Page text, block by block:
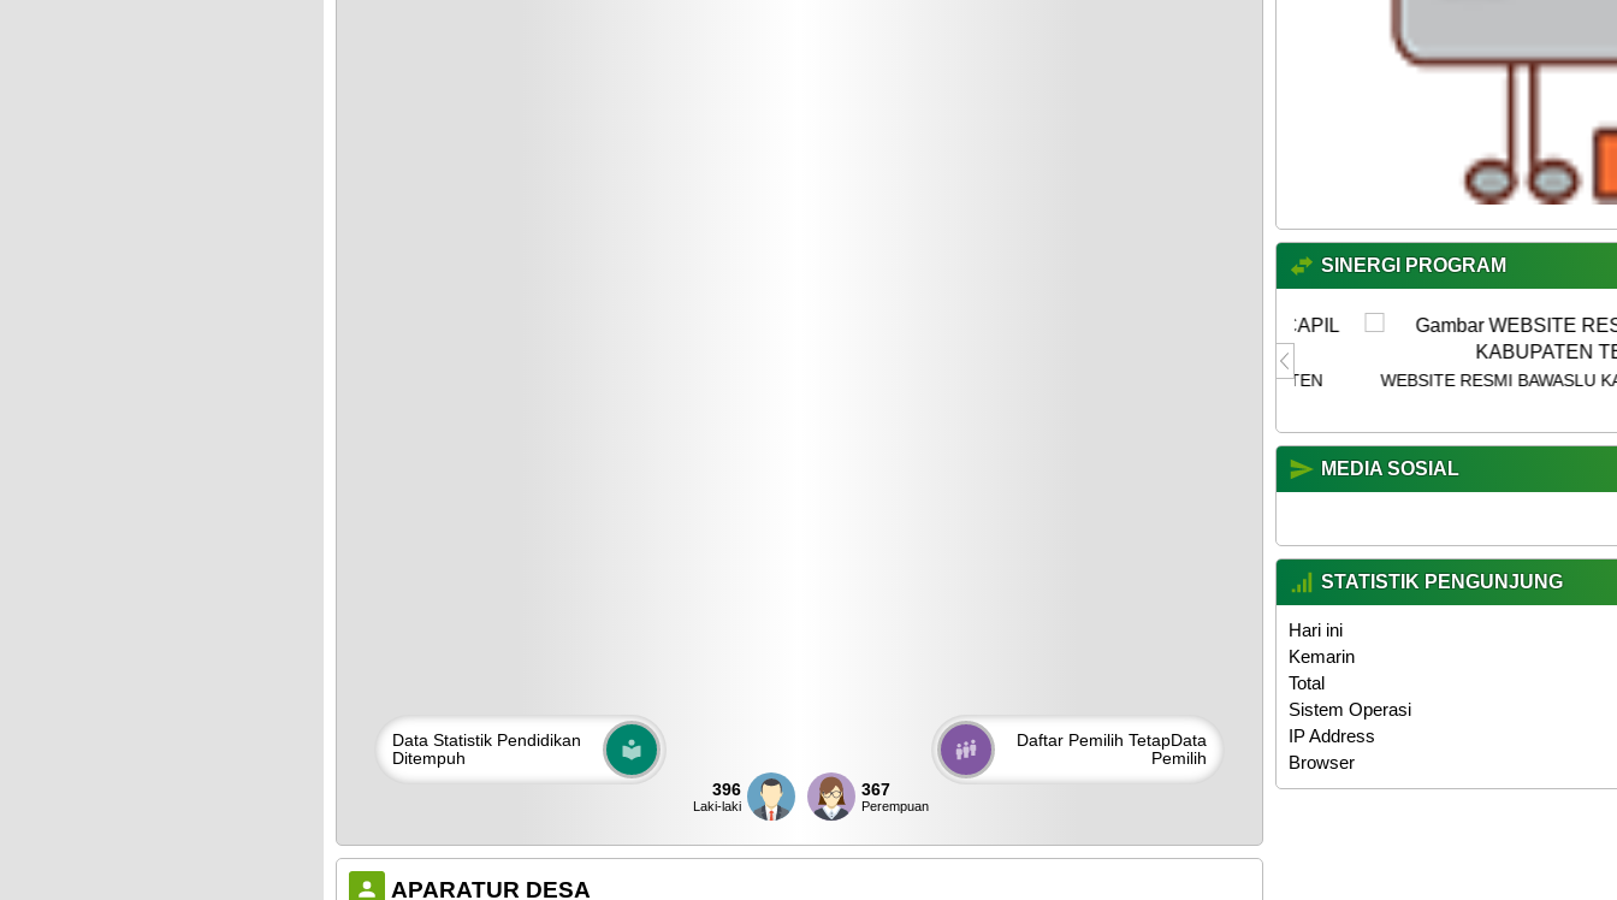
396
Laki-laki
367
Perempuan
Data StatistikPendidikan
Ditempuh
Daftar Pemilih TetapData
Pemilih
APARATUR DESA
SINERGI PROGRAM
WEBSITE RESMI BAWASLU KABUPATEN TEGAL
MEDIA SOSIAL
STATISTIK PENGUNJUNG
Hari ini
Kemarin
Total
Sistem Operasi
IP Address
Browser